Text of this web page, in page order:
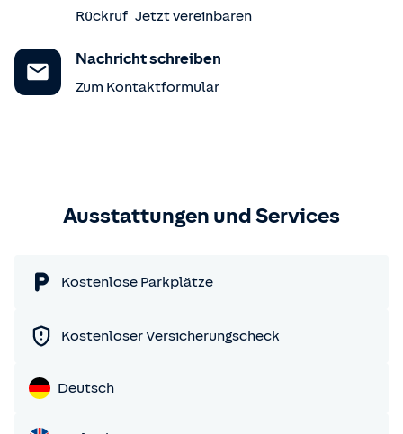
Rückruf Jetzt vereinbaren
Nachricht schreiben
Zum Kontaktformular
Ausstattungen und Services
Kostenlose Parkplätze
Kostenloser Versicherungscheck
Deutsch